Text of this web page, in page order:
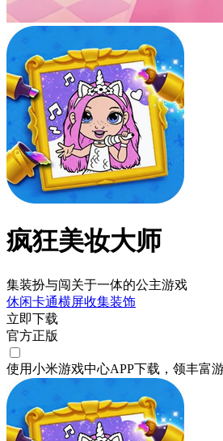
疯狂美妆大师
集装扮与闯关于一体的公主游戏
休闲卡通横屏收集装饰
立即下载
官方正版
使用小米游戏中心APP下载 ，领丰富